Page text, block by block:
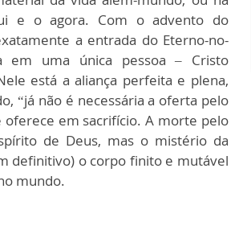
e o agora. Com o advento do
a entrada do Eterno-no-
em uma única pessoa – Cristo
está a aliança perfeita e plena,
“já não é necessária a oferta pelo
oferece em sacrifício. A morte pelo
de Deus, mas o mistério da
definitivo) o corpo finito e mutável
mundo.